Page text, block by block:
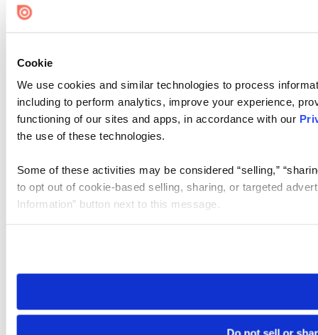
Cookie
We use cookies and similar technologies to process
including to perform analytics, improve your experience,
functioning of our sites and apps, in accordance with our
the use of these technologies.
Some of these activities may be considered “selling,”
to opt out of cookie-based selling, sharing, or targeted
Information” button next to this message.
need to be set again.